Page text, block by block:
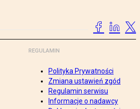
REGULAMIN
Polityka Prywatności
Zmiana ustawień zgód
Regulamin serwisu
Informacje o nadawcy